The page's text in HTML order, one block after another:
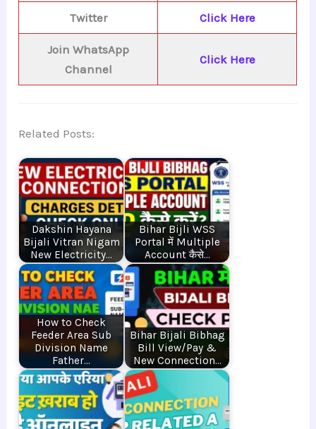
Twitter Click Here
Join WhatsApp
Channel
Click Here
Related Posts:
Dakshin Hayana
Bijali Vitran Nigam
New Electricity…
Bihar Bijli WSS
Portal में Multiple
Account कैसे…
How to Check
Feeder Area Sub
Division Name
Father…
Bihar Bijali Bibhag
Bill View/Pay &
New Connection…